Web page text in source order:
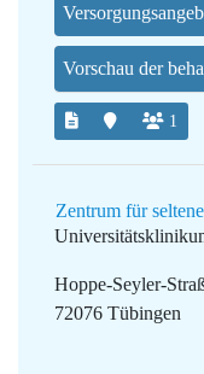
Vorschau der
1
Zentrum für
Hoppe-Seyler-
72076 Tübingen